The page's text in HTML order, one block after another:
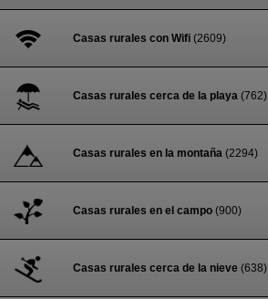
Casas rurales con Wifi (2609)
Casas rurales cerca de la playa (762)
Casas rurales en la montaña (2294)
Casas rurales en el campo (900)
Casas rurales cerca de la nieve (638)